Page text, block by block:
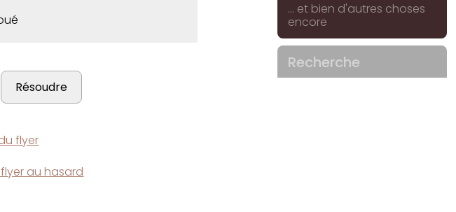
flyer
au hasard
... et bien d'autres choses
encore
Recherche